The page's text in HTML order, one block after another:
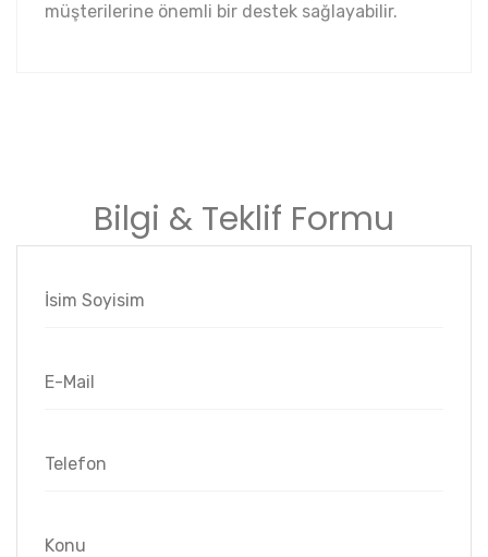
müşterilerine önemli bir destek sağlayabilir.
Bilgi & Teklif Formu